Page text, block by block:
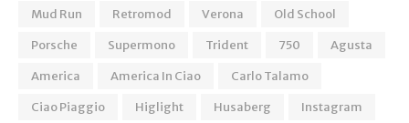
Mud Run
Retromod Verona
Old School
Porsche
Supermono Trident 750
Agusta
America
America In Ciao
Carlo Talamo
Ciao Piaggio
Higlight Husaberg
Instagram